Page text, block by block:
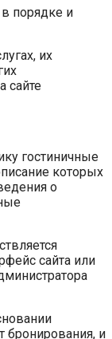
в порядке и
их
сайте
гостиничные
которых
о
сайта или
бронирования, и